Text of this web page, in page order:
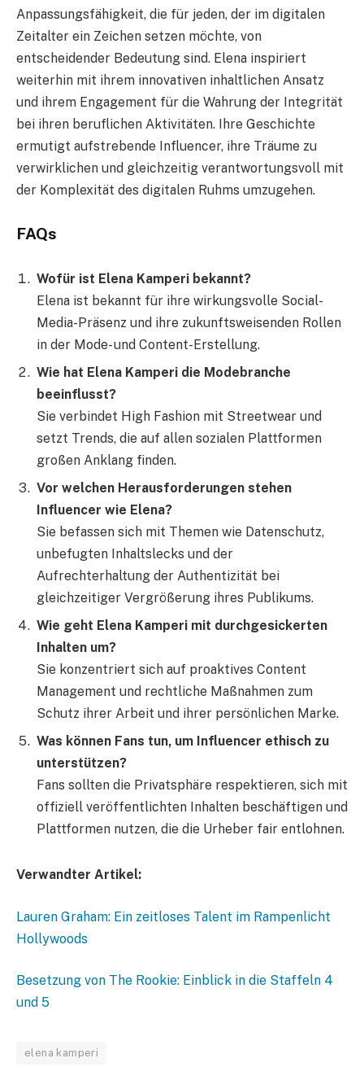
Anpassungsfähigkeit, die für jeden, der im digitalen
Zeitalter ein Zeichen setzen möchte, von
entscheidender Bedeutung sind. Elena inspiriert
weiterhin mit ihrem innovativen inhaltlichen Ansatz
und ihrem Engagement für die Wahrung der Integrität
bei ihren beruflichen Aktivitäten. Ihre Geschichte
ermutigt aufstrebende Influencer, ihre Träume zu
verwirklichen und gleichzeitig verantwortungsvoll mit
der Komplexität des digitalen Ruhms umzugehen.
FAQs
Wofür ist Elena Kamperi bekannt?
Elena ist bekannt für ihre wirkungsvolle Social-
Media-Präsenz und ihre zukunftsweisenden Rollen
in der Mode- und Content-Erstellung.
Wie hat Elena Kamperi die Modebranche
beeinflusst?
Sie verbindet High Fashion mit Streetwear und
setzt Trends, die auf allen sozialen Plattformen
großen Anklang finden.
Vor welchen Herausforderungen stehen
Influencer wie Elena?
Sie befassen sich mit Themen wie Datenschutz,
unbefugten Inhaltslecks und der
Aufrechterhaltung der Authentizität bei
gleichzeitiger Vergrößerung ihres Publikums.
Wie geht Elena Kamperi mit durchgesickerten
Inhalten um?
Sie konzentriert sich auf proaktives Content
Management und rechtliche Maßnahmen zum
Schutz ihrer Arbeit und ihrer persönlichen Marke.
Was können Fans tun, um Influencer ethisch zu
unterstützen?
Fans sollten die Privatsphäre respektieren, sich mit
offiziell veröffentlichten Inhalten beschäftigen und
Plattformen nutzen, die die Urheber fair entlohnen.
Verwandter Artikel:
Lauren Graham: Ein zeitloses Talent im Rampenlicht
Hollywoods
Besetzung von The Rookie: Einblick in die Staffeln 4
und 5
elena kamperi